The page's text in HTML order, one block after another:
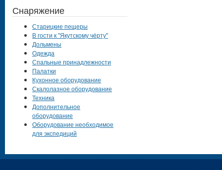
Снаряжение
Старицкие пещеры
В гости к "Якутскому чёрту"
Дольмены
Одежда
Спальные принадлежности
Палатки
Кухонное оборудование
Скалолазное оборудование
Техника
Дополнительное
оборудование
Оборудование необходимое
для экспедиций